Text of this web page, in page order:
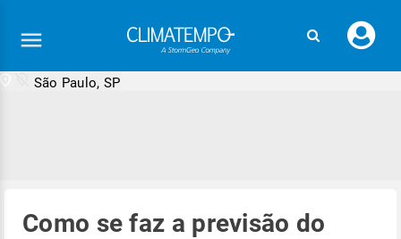
seu
São Paulo, SP
Como se faz a previsão do